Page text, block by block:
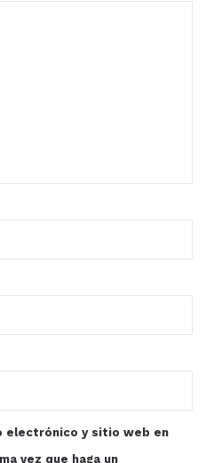
SIDA, los anticonceptivos
electrónico y sitio web en
vez que haga un